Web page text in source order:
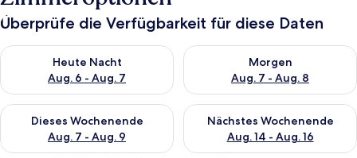
Überprüfe die Verfügbarkeit für diese Daten
Heute Nacht
Aug. 6 - Aug. 7
Überprüfe die Verfügbarkeit für heute Nacht, Aug. 6 - Aug. 7.
Morgen
Aug. 7 - Aug. 8
Überprüfe die Verfügbarkeit
Dieses Wochenende
Aug. 7 - Aug. 9
Überprüfe die Verfügbarkeit für dieses Wochenende, Aug. 7
Nächstes Wochenende
Aug. 14 - Aug. 16
Überprüfe die Verfügbarkeit